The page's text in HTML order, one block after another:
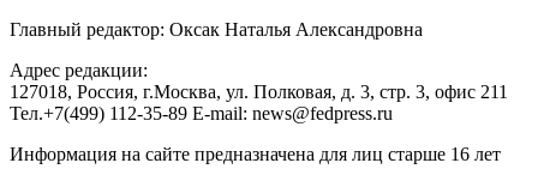
Главный редактор: Оксак Наталья Александровна
Адрес редакции:
127018, Россия, г.Москва, ул. Полковая, д. 3, стр. 3, офис 211
Тел.+7(499) 112-35-89 E-mail: news@fedpress.ru
Информация на сайте предназначена для лиц старше 16 лет